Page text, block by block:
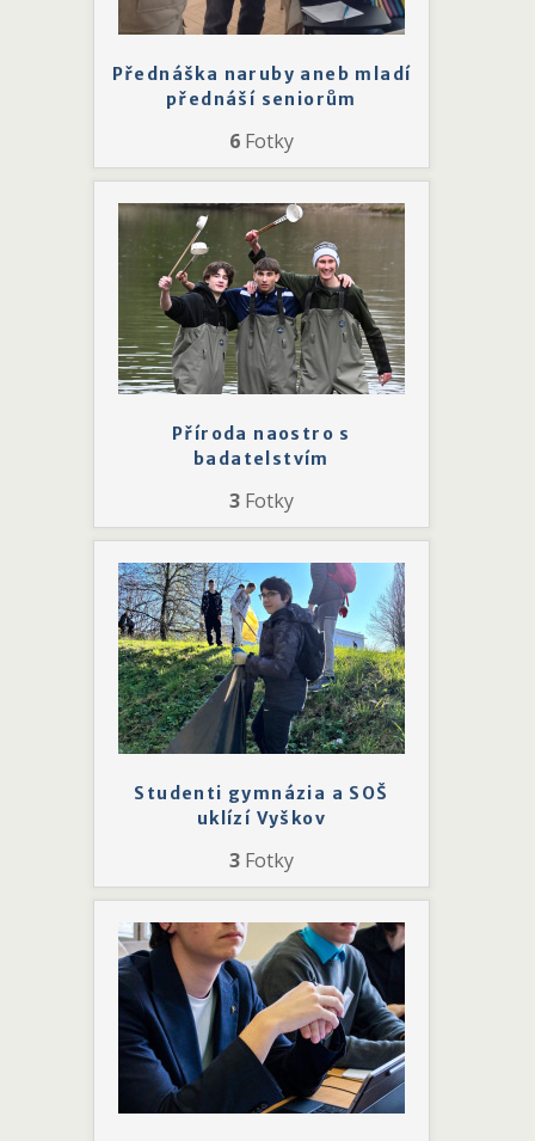
Přednáška naruby aneb mladí
přednáší seniorům
6 Fotky
Příroda naostro s
badatelstvím
3 Fotky
Studenti gymnázia a SOŠ
uklízí Vyškov
3 Fotky